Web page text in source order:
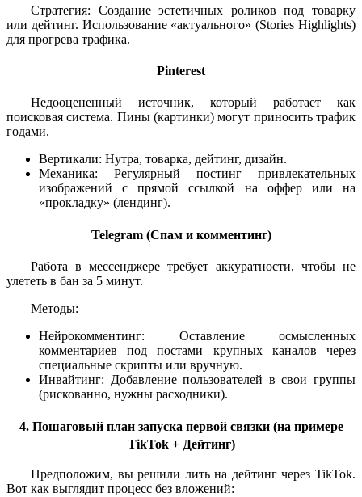
Стратегия: Создание эстетичных роликов под товарку
или дейтинг. Использование «актуального» (Stories Highlights)
для прогрева трафика.
Pinterest
Недооцененный источник, который работает как
поисковая система. Пины (картинки) могут приносить трафик
годами.
Вертикали: Нутра, товарка, дейтинг, дизайн.
Механика: Регулярный постинг привлекательных
изображений с прямой ссылкой на оффер или на
«прокладку» (лендинг).
Telegram (Спам и комментинг)
Работа в мессенджере требует аккуратности, чтобы не
улететь в бан за 5 минут.
Методы:
Нейрокомментинг: Оставление осмысленных
комментариев под постами крупных каналов через
специальные скрипты или вручную.
Инвайтинг: Добавление пользователей в свои группы
(рискованно, нужны расходники).
4. Пошаговый план запуска первой связки (на примере
TikTok + Дейтинг)
Предположим, вы решили лить на дейтинг через TikTok.
Вот как выглядит процесс без вложений: